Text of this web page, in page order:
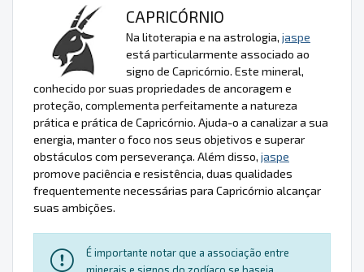
CAPRICÓRNIO
Na litoterapia e na astrologia, jaspe
está particularmente associado ao
signo de Capricórnio. Este mineral,
conhecido por suas propriedades de ancoragem e
proteção, complementa perfeitamente a natureza
prática e prática de Capricórnio. Ajuda-o a canalizar a sua
energia, manter o foco nos seus objetivos e superar
obstáculos com perseverança. Além disso, jaspe
promove paciência e resistência, duas qualidades
frequentemente necessárias para Capricórnio alcançar
suas ambições.
É importante notar que a associação entre
minerais e signos do zodíaco se baseia